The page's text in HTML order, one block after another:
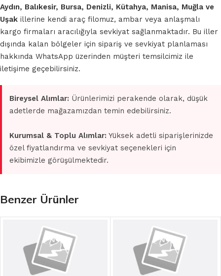
Aydın, Balıkesir, Bursa, Denizli, Kütahya, Manisa, Muğla ve
Uşak illerine kendi araç filomuz, ambar veya anlaşmalı
kargo firmaları aracılığıyla sevkiyat sağlanmaktadır. Bu iller
dışında kalan bölgeler için sipariş ve sevkiyat planlaması
hakkında WhatsApp üzerinden müşteri temsilcimiz ile
iletişime geçebilirsiniz.
Bireysel Alımlar: Ürünlerimizi perakende olarak, düşük
adetlerde mağazamızdan temin edebilirsiniz.
Kurumsal & Toplu Alımlar: Yüksek adetli siparişlerinizde
özel fiyatlandırma ve sevkiyat seçenekleri için
ekibimizle görüşülmektedir.
Benzer Ürünler